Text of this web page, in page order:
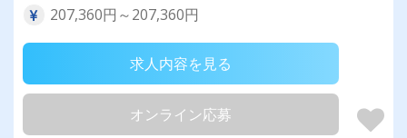
207,360円～207,360円
求人内容を見る
オンライン応募